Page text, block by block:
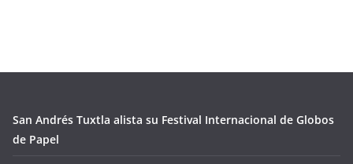
San Andrés Tuxtla alista su Festival Internacional de Globos
de Papel